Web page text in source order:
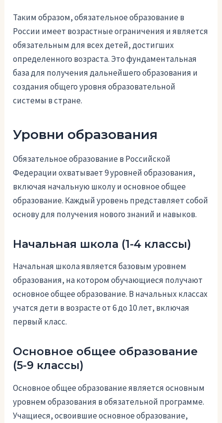
Таким образом, обязательное образование в
России имеет возрастные ограничения и является
обязательным для всех детей, достигших
определенного возраста. Это фундаментальная
база для получения дальнейшего образования и
создания общего уровня образовательной
системы в стране.
Уровни образования
Обязательное образование в Российской
Федерации охватывает 9 уровней образования,
включая начальную школу и основное общее
образование. Каждый уровень представляет собой
основу для получения нового знаний и навыков.
Начальная школа (1-4 классы)
Начальная школа является базовым уровнем
образования, на котором обучающиеся получают
основное общее образование. В начальных классах
учатся дети в возрасте от 6 до 10 лет, включая
первый класс.
Основное общее образование
(5-9 классы)
Основное общее образование является основным
уровнем образования в обязательной программе.
Учащиеся, освоившие основное образование,